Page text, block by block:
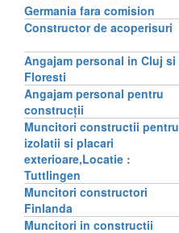
Germania fara comision
Constructor de acoperisuri
Angajam personal in Cluj si
Floresti
Angajam personal pentru
construcții
Muncitori constructii pentru
izolatii si placari
exterioare,Locatie :
Tuttlingen
Muncitori constructori
Finlanda
Muncitori in constructii